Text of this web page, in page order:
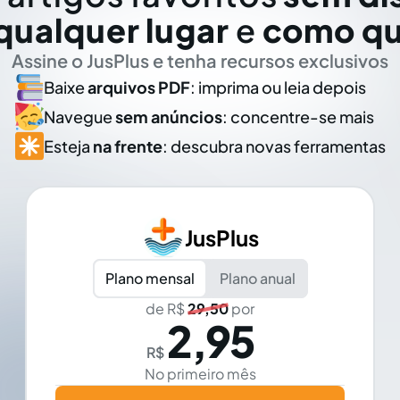
lugar e como
Assine o JusPlus e tenha recursos exclusivos
Baixearquivos PDF: imprima ou leia depois
Naveguesem anúncios: concentre-se mais
Esteja na frente: descubra novas ferramentas
JusPlus
Plano mensal
Plano anual
de R$29,50por
R$ 2,95
No primeiro mês